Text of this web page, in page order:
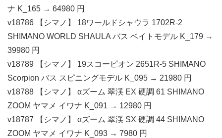
ナ K_165 → 64980 円
v18786 【シマノ】 18ワールドシャウラ 1702R-2
SHIMANO WORLD SHAULA バス ベイトモデル K_179 →
39980 円
v18789 【シマノ】 19スコーピオン 2651R-5 SHIMANO
Scorpion バス スピニングモデル K_095 → 21980 円
v18788 【シマノ】 αズーム 翠渓 EX 硬調 61 SHIMANO
ZOOM ヤマメ イワナ K_091 → 12980 円
v18787 【シマノ】 αズーム 翠渓 SX 硬調 44 SHIMANO
ZOOM ヤマメ イワナ K_093 → 7980 円